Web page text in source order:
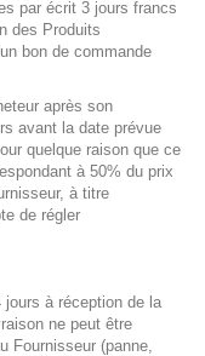
par écrit 3 jours francs
des Produits
bon de commande
après son
avant la date prévue
quelque raison que ce
à 50% du prix
à titre
de régler
à réception de la
ne peut être
Fournisseur (panne,